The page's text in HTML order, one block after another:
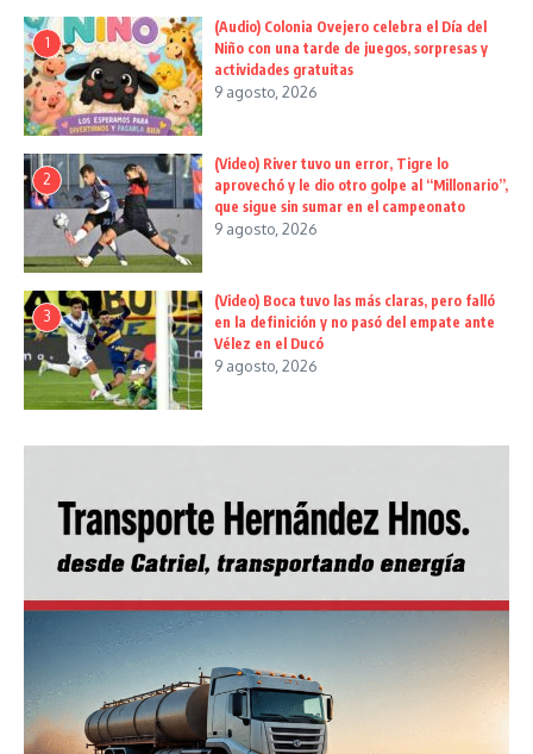
1
(Audio) Colonia Ovejero celebra el Día del
Niño con una tarde de juegos, sorpresas y
actividades gratuitas
9 agosto, 2026
2
(Video) River tuvo un error, Tigre lo
aprovechó y le dio otro golpe al “Millonario”,
que sigue sin sumar en el campeonato
9 agosto, 2026
3
(Video) Boca tuvo las más claras, pero falló
en la definición y no pasó del empate ante
Vélez en el Ducó
9 agosto, 2026